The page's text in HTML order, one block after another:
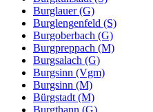
Burglauer (G)
Burglengenfeld (S)
Burgoberbach (G)
Burgpreppach (M)
Burgsalach (G)
Burgsinn (Vgm)
Burgsinn (M)
Bürgstadt (M)
Burgthann (G)